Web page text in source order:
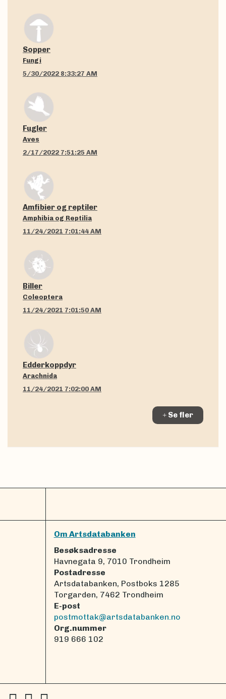
Sopper
Fungi
5/30/2022 8:33:27 AM
Fugler
Aves
2/17/2022 7:51:25 AM
Amfibier og reptiler
Amphibia og Reptilia
11/24/2021 7:01:44 AM
Biller
Coleoptera
11/24/2021 7:01:50 AM
Edderkoppdyr
Arachnida
11/24/2021 7:02:00 AM
Se fler
Om Artsdatabanken
Besøksadresse
Havnegata 9, 7010 Trondheim
Postadresse
Artsdatabanken, Postboks 1285
Torgarden, 7462 Trondheim
E-post
postmottak@artsdatabanken.no
Org.nummer
919 666 102